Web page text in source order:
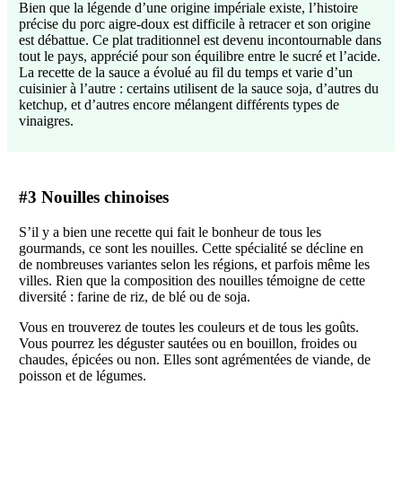
Bien que la légende d’une origine impériale existe, l’histoire
précise du porc aigre-doux est difficile à retracer et son origine
est débattue. Ce plat traditionnel est devenu incontournable dans
tout le pays, apprécié pour son équilibre entre le sucré et l’acide.
La recette de la sauce a évolué au fil du temps et varie d’un
cuisinier à l’autre : certains utilisent de la sauce soja, d’autres du
ketchup, et d’autres encore mélangent différents types de
vinaigres.
#3 Nouilles chinoises
S’il y a bien une recette qui fait le bonheur de tous les
gourmands, ce sont les nouilles. Cette spécialité se décline en
de nombreuses variantes selon les régions, et parfois même les
villes. Rien que la composition des nouilles témoigne de cette
diversité : farine de riz, de blé ou de soja.
Vous en trouverez de toutes les couleurs et de tous les goûts.
Vous pourrez les déguster sautées ou en bouillon, froides ou
chaudes, épicées ou non. Elles sont agrémentées de viande, de
poisson et de légumes.